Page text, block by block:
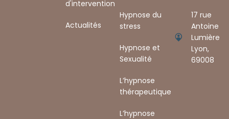
d'intervention
Actualités
Hypnose du
stress
Hypnose et
Sexualité
L’hypnose
thérapeutique
L’hypnose
17 rue
Antoine
Lumière
Lyon,
69008 ​